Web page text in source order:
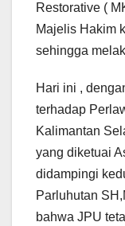
Restorative (
Majelis Hakim
sehingga
Hari ini ,
terhadap
Kalimantan
yang diketuai
didampingi
Parluhutan
bahwa JPU